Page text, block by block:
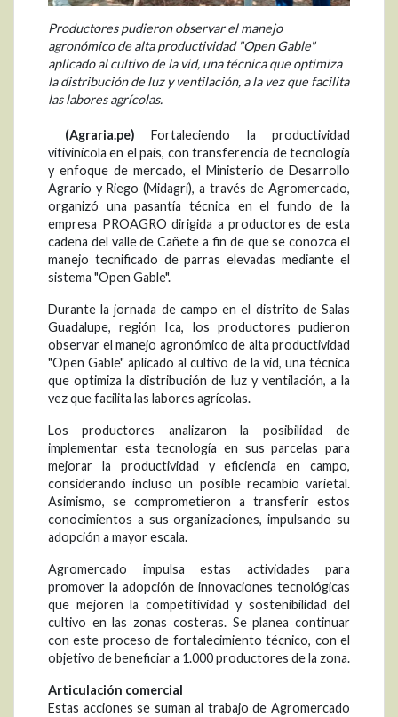
Productores pudieron observar el manejo
agronómico de alta productividad "Open Gable"
aplicado al cultivo de la vid, una técnica que optimiza
la distribución de luz y ventilación, a la vez que facilita
las labores agrícolas.
(Agraria.pe) Fortaleciendo la productividad
vitivinícola en el país, con transferencia de tecnología
y enfoque de mercado, el Ministerio de Desarrollo
Agrario y Riego (Midagri), a través de Agromercado,
organizó una pasantía técnica en el fundo de la
empresa PROAGRO dirigida a productores de esta
cadena del valle de Cañete a fin de que se conozca el
manejo tecnificado de parras elevadas mediante el
sistema "Open Gable".
Durante la jornada de campo en el distrito de Salas
Guadalupe, región Ica, los productores pudieron
observar el manejo agronómico de alta productividad
"Open Gable" aplicado al cultivo de la vid, una técnica
que optimiza la distribución de luz y ventilación, a la
vez que facilita las labores agrícolas.
Los productores analizaron la posibilidad de
implementar esta tecnología en sus parcelas para
mejorar la productividad y eficiencia en campo,
considerando incluso un posible recambio varietal.
Asimismo, se comprometieron a transferir estos
conocimientos a sus organizaciones, impulsando su
adopción a mayor escala.
Agromercado impulsa estas actividades para
promover la adopción de innovaciones tecnológicas
que mejoren la competitividad y sostenibilidad del
cultivo en las zonas costeras. Se planea continuar
con este proceso de fortalecimiento técnico, con el
objetivo de beneficiar a 1.000 productores de la zona.
Articulación comercial
Estas acciones se suman al trabajo de Agromercado